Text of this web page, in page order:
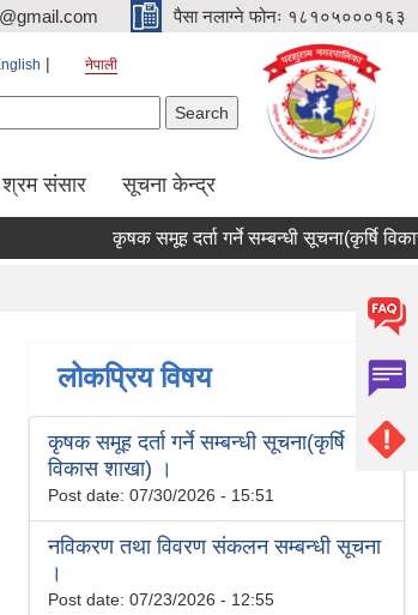
पैसा नलाग्ने फोनः १८१०५०००१६३
नेपाली
श्रम संसार सूचना केन्द्र
कृषक समूह दर्ता गर्ने सम्बन्धी सूचना(कृर्षि विकास
लोकप्रिय विषय
कृषक समूह दर्ता गर्ने सम्बन्धी सूचना(कृर्षि
विकास शाखा) ।
Post date: 07/30/2026 - 15:51
नविकरण तथा विवरण संकलन सम्बन्धी सूचना
।
Post date: 07/23/2026 - 12:55